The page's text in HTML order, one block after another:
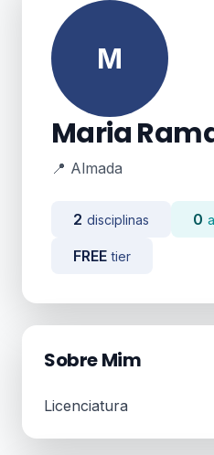
M
Maria
📍 Almada
2 disciplinas 0
FREE tier
Sobre Mim
Licenciatura